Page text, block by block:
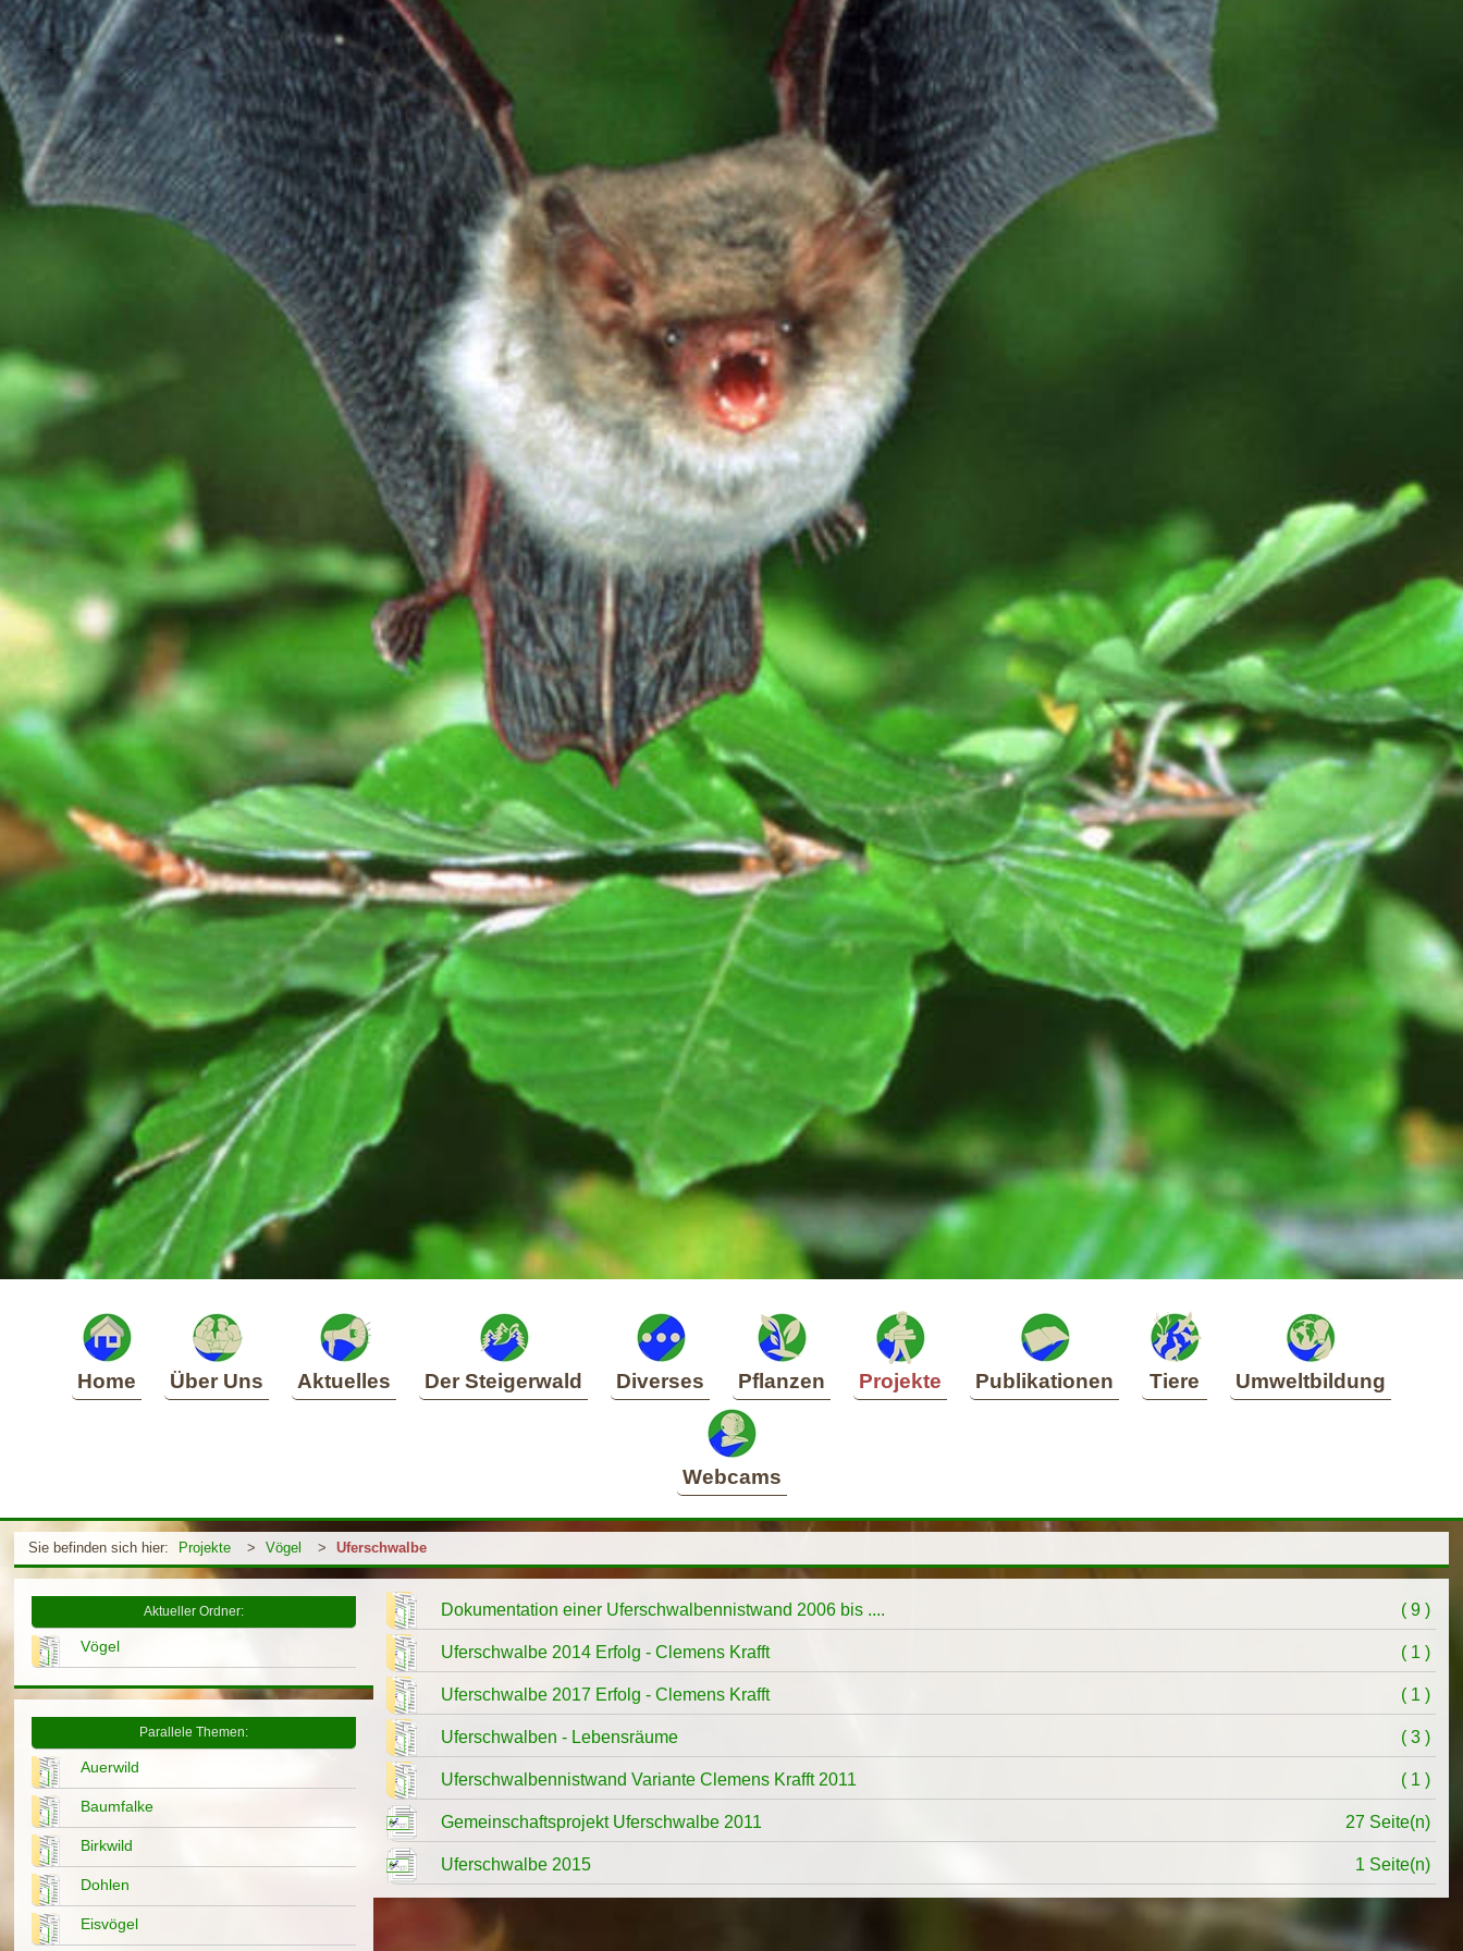
Home Über Uns Aktuelles Der Steigerwald Diverses Pflanzen Projekte Publikationen Tiere Umweltbildung
Webcams
Sie befinden sich hier: Projekte > Vögel > Uferschwalbe
Dokumentation einer Uferschwalbennistwand 2006 bis .... ( 9 )
Uferschwalbe 2014 Erfolg - Clemens Krafft ( 1 )
Uferschwalbe 2017 Erfolg - Clemens Krafft ( 1 )
Uferschwalben - Lebensräume ( 3 )
Uferschwalbennistwand Variante Clemens Krafft 2011 ( 1 )
Gemeinschaftsprojekt Uferschwalbe 2011 27 Seite(n)
Uferschwalbe 2015 1 Seite(n)
Aktueller Ordner:
Vögel
Parallele Themen:
Auerwild
Baumfalke
Birkwild
Dohlen
Eisvögel